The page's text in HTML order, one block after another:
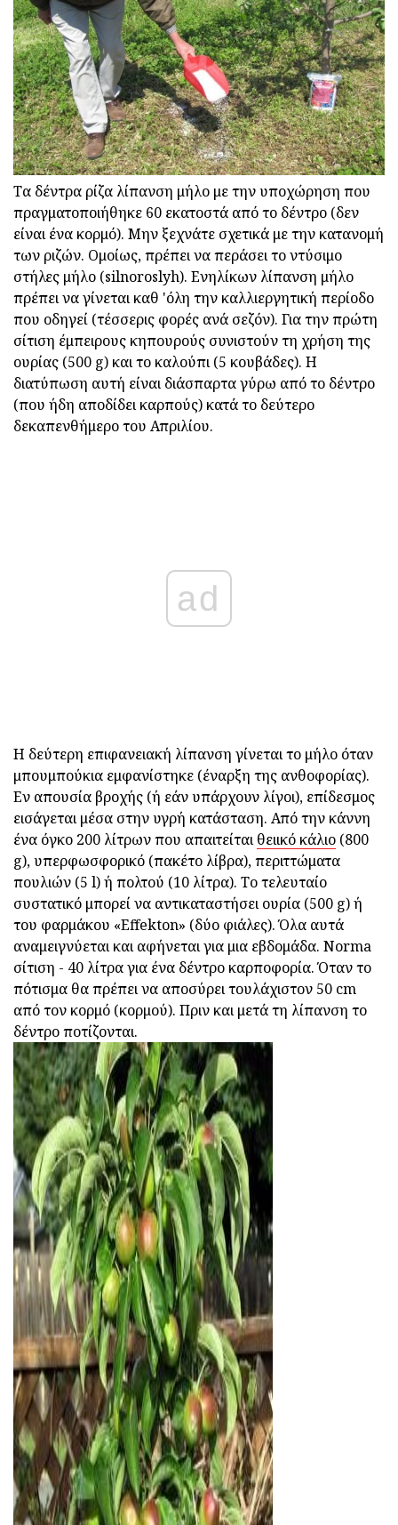
Τα δέντρα ρίζα λίπανση μήλο με την υποχώρηση που
πραγματοποιήθηκε 60 εκατοστά από το δέντρο (δεν
είναι ένα κορμό). Μην ξεχνάτε σχετικά με την κατανομή
των ριζών. Ομοίως, πρέπει να περάσει το ντύσιμο
στήλες μήλο (silnoroslyh). Ενηλίκων λίπανση μήλο
πρέπει να γίνεται καθ 'όλη την καλλιεργητική περίοδο
που οδηγεί (τέσσερις φορές ανά σεζόν). Για την πρώτη
σίτιση έμπειρους κηπουρούς συνιστούν τη χρήση της
ουρίας (500 g) και το καλούπι (5 κουβάδες). Η
διατύπωση αυτή είναι διάσπαρτα γύρω από το δέντρο
(που ήδη αποδίδει καρπούς) κατά το δεύτερο
δεκαπενθήμερο του Απριλίου.
ad
Η δεύτερη επιφανειακή λίπανση γίνεται το μήλο όταν
μπουμπούκια εμφανίστηκε (έναρξη της ανθοφορίας).
Εν απουσία βροχής (ή εάν υπάρχουν λίγοι), επίδεσμος
εισάγεται μέσα στην υγρή κατάσταση. Από την κάννη
ένα όγκο 200 λίτρων που απαιτείταιθειικό κάλιο (800
g), υπερφωσφορικό (πακέτο λίβρα), περιττώματα
πουλιών (5 l) ή πολτού (10 λίτρα). Το τελευταίο
συστατικό μπορεί να αντικαταστήσει ουρία (500 g) ή
του φαρμάκου «Effekton» (δύο φιάλες). Όλα αυτά
αναμειγνύεται και αφήνεται για μια εβδομάδα. Norma
σίτιση - 40 λίτρα για ένα δέντρο καρποφορία. Όταν το
πότισμα θα πρέπει να αποσύρει τουλάχιστον 50 cm
από τον κορμό (κορμού). Πριν και μετά τη λίπανση το
δέντρο ποτίζονται.